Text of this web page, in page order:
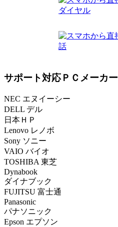
サポート対応ＰＣメーカー
NEC エヌイーシー
DELL デル
日本ＨＰ
Lenovo レノボ
Sony ソニー
VAIO バイオ
TOSHIBA 東芝
Dynabook
ダイナブック
FUJITSU 富士通
Panasonic
パナソニック
Epson エプソン